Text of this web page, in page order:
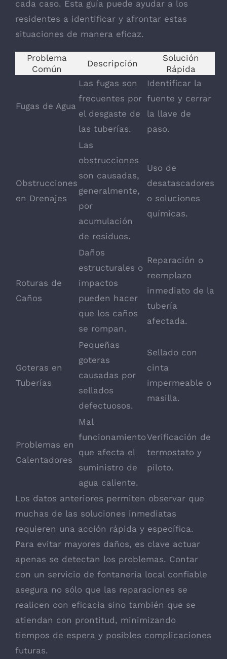
cada caso. Esta guía puede ayudar a los
residentes a identificar y afrontar estas
situaciones de manera eficaz.
Problema
Común
Descripción
Solución
Rápida
Fugas de Agua
Las fugas son
frecuentes por
el desgaste de
las tuberías.
Identificar la
fuente y cerrar
la llave de
paso.
Obstrucciones
en Drenajes
Las
obstrucciones
son causadas,
generalmente,
por
acumulación
de residuos.
Uso de
desatascadores
o soluciones
químicas.
Roturas de
Caños
Daños
estructurales o
impactos
pueden hacer
que los caños
se rompan.
Reparación o
reemplazo
inmediato de la
tubería
afectada.
Goteras en
Tuberías
Pequeñas
goteras
causadas por
sellados
defectuosos.
Sellado con
cinta
impermeable o
masilla.
Problemas en
Calentadores
Mal
funcionamiento
que afecta el
suministro de
agua caliente.
Verificación de
termostato y
piloto.
Los datos anteriores permiten observar que
muchas de las soluciones inmediatas
requieren una acción rápida y específica.
Para evitar mayores daños, es clave actuar
apenas se detectan los problemas. Contar
con un servicio de fontanería local confiable
asegura no sólo que las reparaciones se
realicen con eficacia sino también que se
atiendan con prontitud, minimizando
tiempos de espera y posibles complicaciones
futuras.